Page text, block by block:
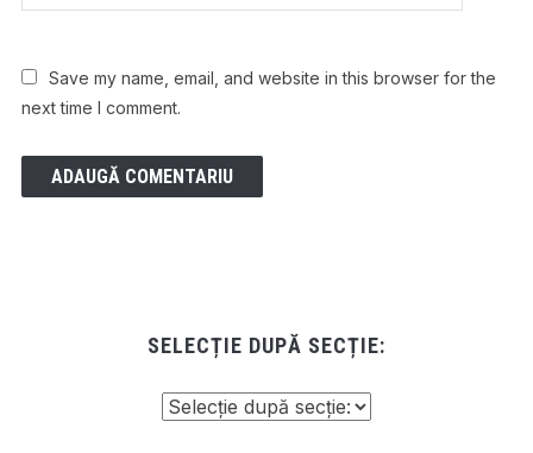
Save my name, email, and website in this browser for the
next time I comment.
SELECȚIE DUPĂ SECȚIE: